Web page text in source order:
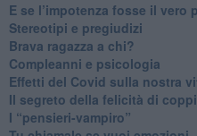
​E se l’impotenza fosse il vero
Stereotipi e pregiudizi
​Brava ragazza a chi?
​Compleanni e psicologia
Effetti del Covid sulla nostra
Il segreto della felicità di
​I “pensieri-vampiro”